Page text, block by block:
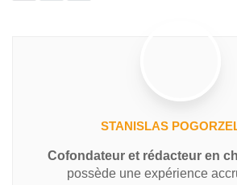
STANISLAS
Cofondateur et rédacteur en
possède une expérience